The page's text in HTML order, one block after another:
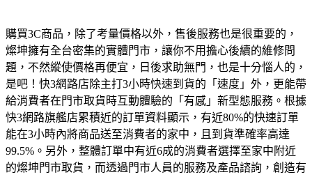
購買3C商品，除了考量價格以外，售後服務也是很重要的，
燦坤擁有全台密集的實體門市，讓你不用擔心後續的維修問
題，不然縱使價格再便宜，日後求助無門，也是十分惱人的，
是吧！快3網路店除主打3小時快速到貨的「速度」外，更能帶
給消費者在門市取貨時互動體驗的「有感」新型態服務。根據
快3網路旗艦店累積近的訂單資料顯示，有近80%的快速訂單
能在3小時內將商品送至消費者的家中，且到貨準確率高達
99.5%。另外，整體訂單中有近6成的消費者選擇至家中附近
的燦坤門市取貨，而透過門市人員的服務及產品諮詢，創造有